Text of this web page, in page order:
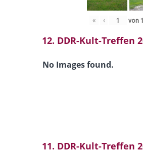
« ‹ von
12. DDR-Kult-Treffen
No Images found.
11. DDR-Kult-Treffen